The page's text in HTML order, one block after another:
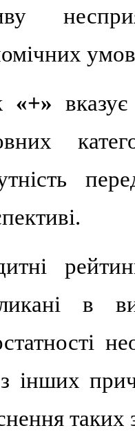
«+»
в
інших
таких